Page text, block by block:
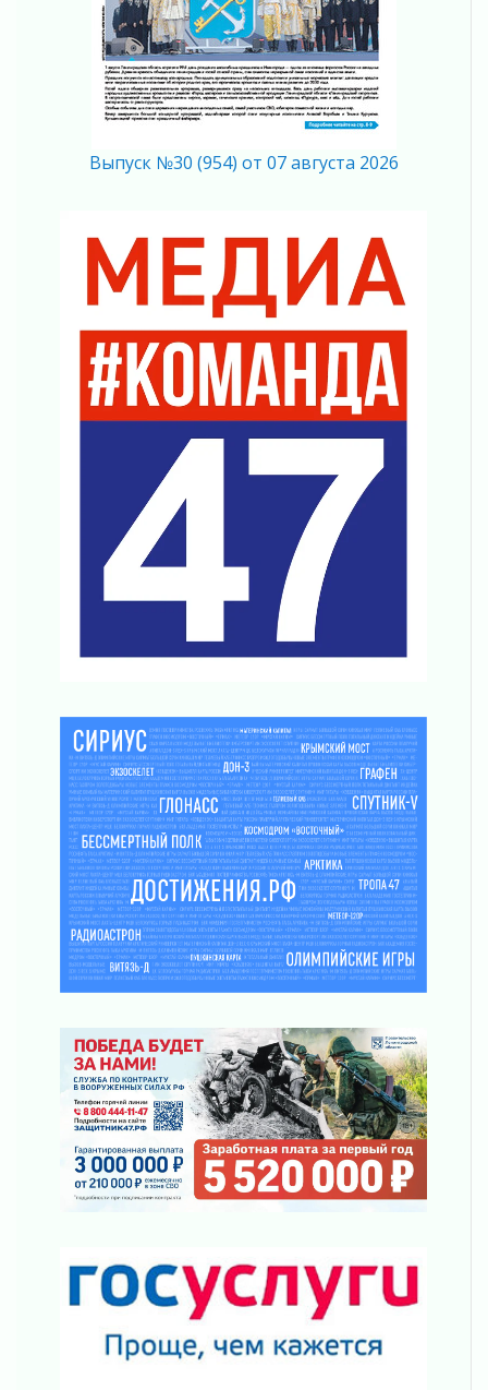
04 августа 2026
Вниманию автомобилистов!
04 августа 2026
Память, сталь и музыка
04 августа 2026
04 августа 2026
04 августа 2026
Без риска для здоровья и кошелька
04 августа 2026
Важная информация
04 августа 2026
Что делать со сбережениями
04 августа 2026
Награды нашли строителей
Ленобласть повышает производительность
труда в ЖКХ
03 августа 2026
Поддержка волонтерских объединений
Ладожский мост полностью закроют на два
Новая площадка: 2027
03 августа 2026
Часть медиков в Ленобласти сможет
рассчитывать на доплату от региона
03 августа 2026
За сутки в Ленинградской области
ликвидировали 10 пожаров
03 августа 2026
Клюква наливается, но в корзинку пока не
просится
03 августа 2026
подняли зарплаты почти на 40% за год
03 августа 2026
Шесть новых жизней в честь дня рождения
Ленинградской области
03 августа 2026
Уроки безопасности для детей и взрослых
03 августа 2026
Ленобласть отмечает День Воздушно-
«Активное лето»
02 августа 2026
Ленобласть отметила заслуги жителей перед
регионом и страной
Выпуск №30 (954) от 07 августа 2026